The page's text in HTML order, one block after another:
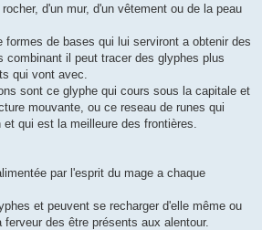
d'un mur, d'un vêtement ou de la peau
formes de bases qui lui serviront a obtenir des
il peut tracer des glyphes plus
qui vont avec.
sont ce glyphe qui cours sous la capitale et
mouvante, ou ce reseau de runes qui
qui est la meilleure des frontières.
par l'esprit du mage a chaque
et peuvent se recharger d'elle même ou
des être présents aux alentour.